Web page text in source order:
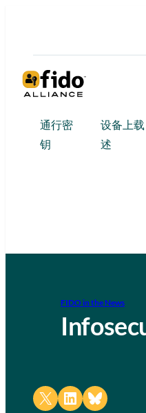
通行密
钥
设备上
述
FIDO in the News
Share on X Share on LinkedIn
Share on Bluesky